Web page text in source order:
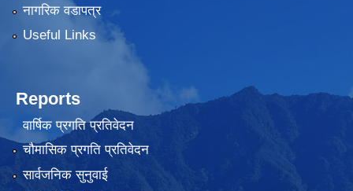
नागरिक वडापत्र
Useful Links
Reports
वार्षिक प्रगति प्रतिवेदन
चौमासिक प्रगति प्रतिवेदन
सार्वजनिक सुनुवाई